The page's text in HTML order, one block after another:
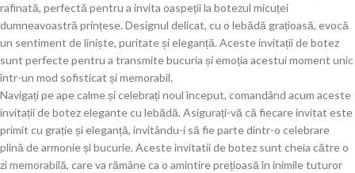
rafinată, perfectă pentru a invita oaspeții la botezul micuței
dumneavoastră prințese. Designul delicat, cu o lebădă grațioasă, evocă
un sentiment de liniște, puritate și eleganță. Aceste invitații de botez
sunt perfecte pentru a transmite bucuria și emoția acestui moment unic
într-un mod sofisticat și memorabil.
Navigați pe ape calme și celebrați noul început, comandând acum aceste
invitații de botez elegante cu lebădă. Asigurați-vă că fiecare invitat este
primit cu grație și eleganță, invitându-i să fie parte dintr-o celebrare
plină de armonie și bucurie. Aceste invitatii de botez sunt cheia către o
zi memorabilă, care va rămâne ca o amintire prețioasă în inimile tuturor